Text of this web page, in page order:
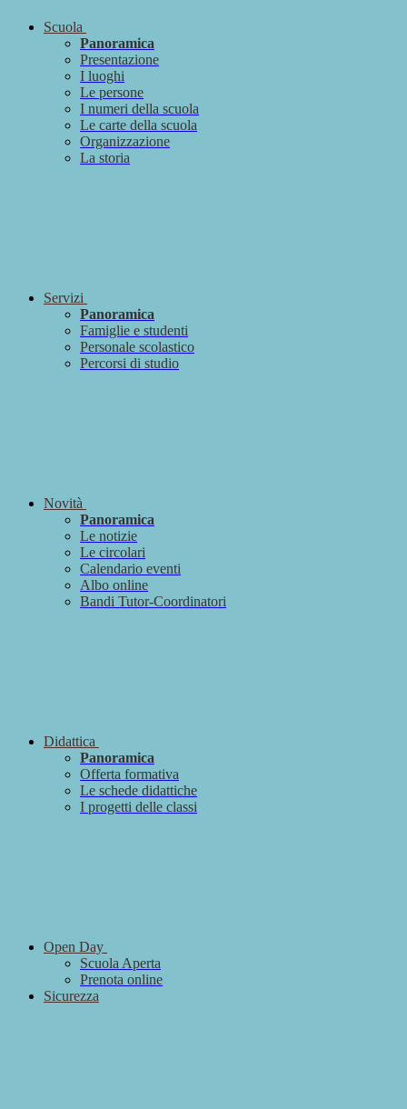
Scuola
Panoramica
Presentazione
I luoghi
Le persone
I numeri della scuola
Le carte della scuola
Organizzazione
La storia
Servizi
Panoramica
Famiglie e studenti
Personale scolastico
Percorsi di studio
Novità
Panoramica
Le notizie
Le circolari
Calendario eventi
Albo online
Bandi Tutor-Coordinatori
Didattica
Panoramica
Offerta formativa
Le schede didattiche
I progetti delle classi
Open Day
Scuola Aperta
Prenota online
Sicurezza